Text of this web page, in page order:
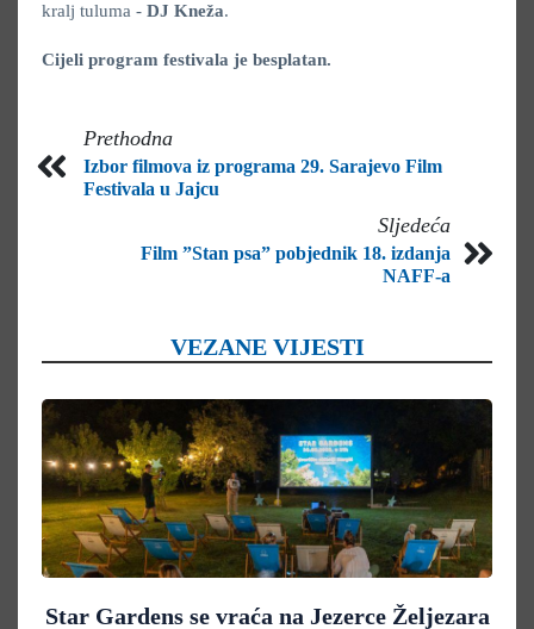
kralj tuluma - DJ Kneža.
Cijeli program festivala je besplatan.
Prethodna
Izbor filmova iz programa 29. Sarajevo Film
Festivala u Jajcu
Sljedeća
Film ”Stan psa” pobjednik 18. izdanja
NAFF-a
VEZANE VIJESTI
Star Gardens se vraća na Jezerce Željezara